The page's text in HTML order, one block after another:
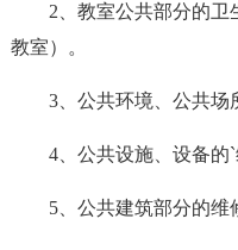
2、教室公共部分的卫
教室）。
3、公共环境、公共场
4、公共设施、设备的
5、公共建筑部分的维